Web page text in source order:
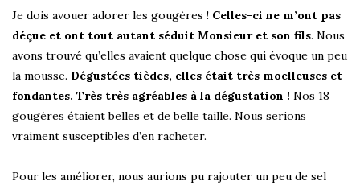
Je dois avouer adorer les gougères ! Celles-ci ne m’ont pas
déçue et ont tout autant séduit Monsieur et son fils. Nous
avons trouvé qu’elles avaient quelque chose qui évoque un peu
la mousse. Dégustées tièdes, elles était très moelleuses et
fondantes. Très très agréables à la dégustation ! Nos 18
gougères étaient belles et de belle taille. Nous serions
vraiment susceptibles d’en racheter.
Pour les améliorer, nous aurions pu rajouter un peu de sel